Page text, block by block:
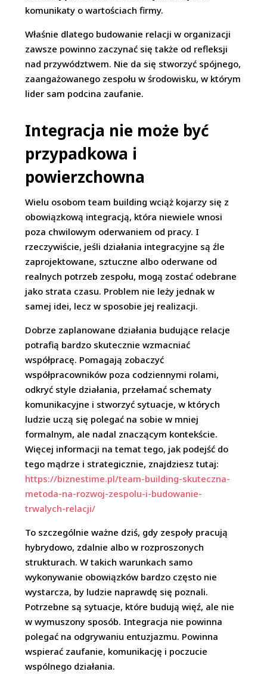
komunikaty o wartościach firmy.
Właśnie dlatego budowanie relacji w organizacji
zawsze powinno zaczynać się także od refleksji
nad przywództwem. Nie da się stworzyć spójnego,
zaangażowanego zespołu w środowisku, w którym
lider sam podcina zaufanie.
Integracja nie może być
przypadkowa i
powierzchowna
Wielu osobom team building wciąż kojarzy się z
obowiązkową integracją, która niewiele wnosi
poza chwilowym oderwaniem od pracy. I
rzeczywiście, jeśli działania integracyjne są źle
zaprojektowane, sztuczne albo oderwane od
realnych potrzeb zespołu, mogą zostać odebrane
jako strata czasu. Problem nie leży jednak w
samej idei, lecz w sposobie jej realizacji.
Dobrze zaplanowane działania budujące relacje
potrafią bardzo skutecznie wzmacniać
współpracę. Pomagają zobaczyć
współpracowników poza codziennymi rolami,
odkryć style działania, przełamać schematy
komunikacyjne i stworzyć sytuacje, w których
ludzie uczą się polegać na sobie w mniej
formalnym, ale nadal znaczącym kontekście.
Więcej informacji na temat tego, jak podejść do
tego mądrze i strategicznie, znajdziesz tutaj:
https://biznestime.pl/team-building-skuteczna-
metoda-na-rozwoj-zespolu-i-budowanie-
trwalych-relacji/
To szczególnie ważne dziś, gdy zespoły pracują
hybrydowo, zdalnie albo w rozproszonych
strukturach. W takich warunkach samo
wykonywanie obowiązków bardzo często nie
wystarcza, by ludzie naprawdę się poznali.
Potrzebne są sytuacje, które budują więź, ale nie
w wymuszony sposób. Integracja nie powinna
polegać na odgrywaniu entuzjazmu. Powinna
wspierać zaufanie, komunikację i poczucie
wspólnego działania.